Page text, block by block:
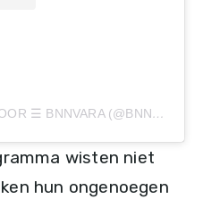
EEN BERICHT GEDEELD DOOR ☰ BNNVARA (@BNNVARA)
wisten niet
hun ongenoegen